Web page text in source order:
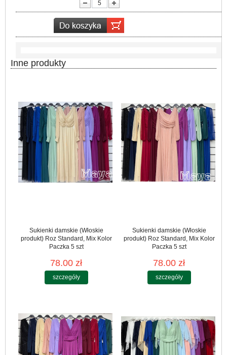
Inne produkty
Sukienki damskie (Włoskie
produkt) Roz Standard, Mix Kolor
Paczka 5 szt
78.00 zł
szczegóły
Sukienki damskie (Włoskie
produkt) Roz Standard, Mix Kolor
Paczka 5 szt
78.00 zł
szczegóły